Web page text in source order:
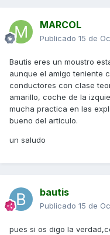
MARCOL
Publicado 15 de
Bautis eres un moustro
aunque el amigo teniente
conductores con clase
amarillo, coche de la
mucha practica en las
bueno del articulo.
un saludo
bautis
Publicado 15 de
pues si os digo la